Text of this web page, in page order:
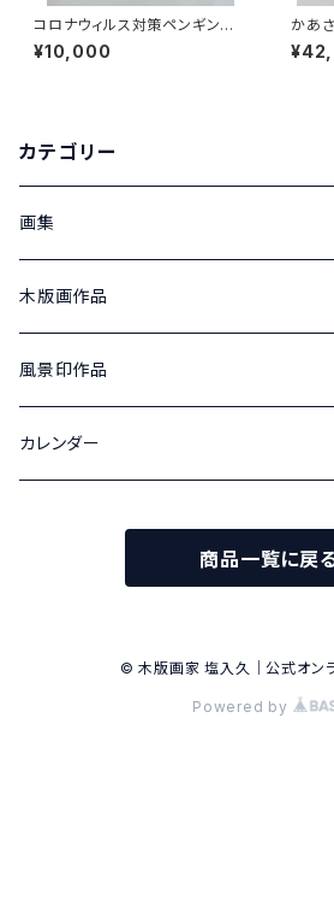
コロナウィルス対策ペンギンさ
ん World Penguin day Part
Ⅱ「たてにならんで」
¥10,000
かあ
印原画
カテゴリー
画集
木版画作品
北アルプス山麓の四季
100号
松本城の四季
風景印作品
津和郵便局風景印 原画
津和郵便局風景印記念切手
旧開智学校記念切手 蟻ケ崎郵便局風
カレンダー
商品一覧に戻
© 木版画家 塩入久｜公式オンラ
Powered by